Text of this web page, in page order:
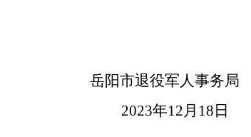
役军人事务局
12月18日